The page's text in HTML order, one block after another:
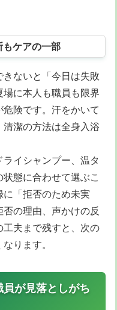
ケアの一部
ないと「今日は失敗
に本人も職員も限界
険です。汗をかいて
潔の方法は全身入浴
イシャンプー、温タ
態に合わせて選ぶこ
「拒否のため未実
の理由、声かけの反
夫まで残すと、次の
ります。
が見落としがち